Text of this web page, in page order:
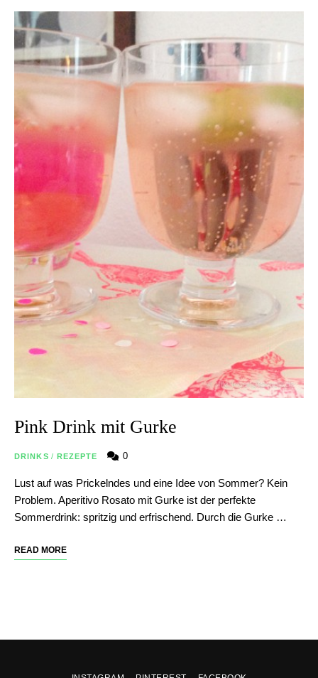
Pink Drink mit Gurke
DRINKS / REZEPTE 0
Lust auf was Prickelndes und eine Idee von Sommer? Kein
Problem. Aperitivo Rosato mit Gurke ist der perfekte
Sommerdrink: spritzig und erfrischend. Durch die Gurke …
READ MORE